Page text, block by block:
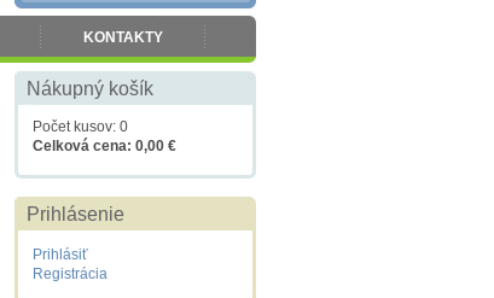
KONTAKTY
Nákupný košík
Počet kusov: 0
Celková cena: 0,00 €
Prihlásenie
Prihlásiť
Registrácia